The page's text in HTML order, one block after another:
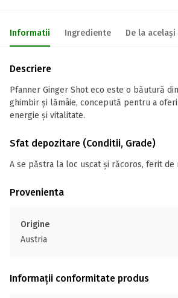
Informatii Ingrediente De la același
Descriere
Pfanner Ginger Shot eco este o băutură
ghimbir și lămâie, concepută pentru a
energie și vitalitate.
Sfat depozitare (Conditii, Grade)
A se păstra la loc uscat și răcoros, ferit de
Provenienta
Origine
Austria
Informații conformitate produs